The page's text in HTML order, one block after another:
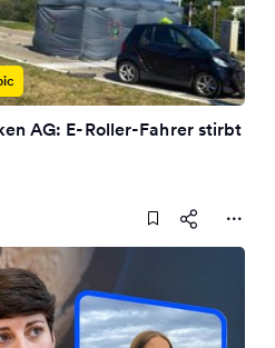
AG: E-Roller-Fahrer stirbt